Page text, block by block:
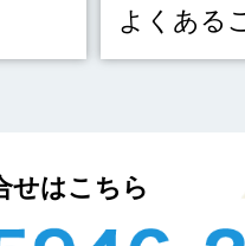
よくある
せはこちら